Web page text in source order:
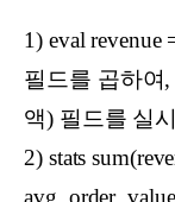
1) eval
필드를 곱하여
액) 필드를 실
2) stats